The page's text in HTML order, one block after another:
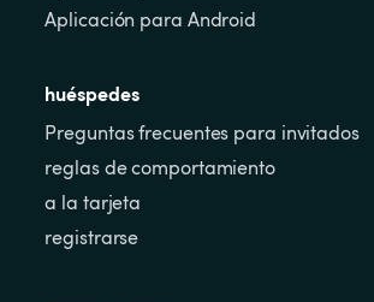
Aplicación para Android
huéspedes
Preguntas frecuentes para invitados
reglas de comportamiento
a la tarjeta
registrarse